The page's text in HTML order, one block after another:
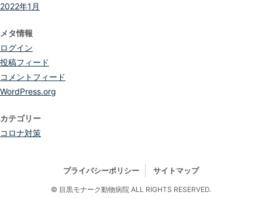
2022年1月
メタ情報
ログイン
投稿フィード
コメントフィード
WordPress.org
カテゴリー
コロナ対策
プライバシーポリシー サイトマップ
© 目黒モナーク動物病院 ALL RIGHTS RESERVED.